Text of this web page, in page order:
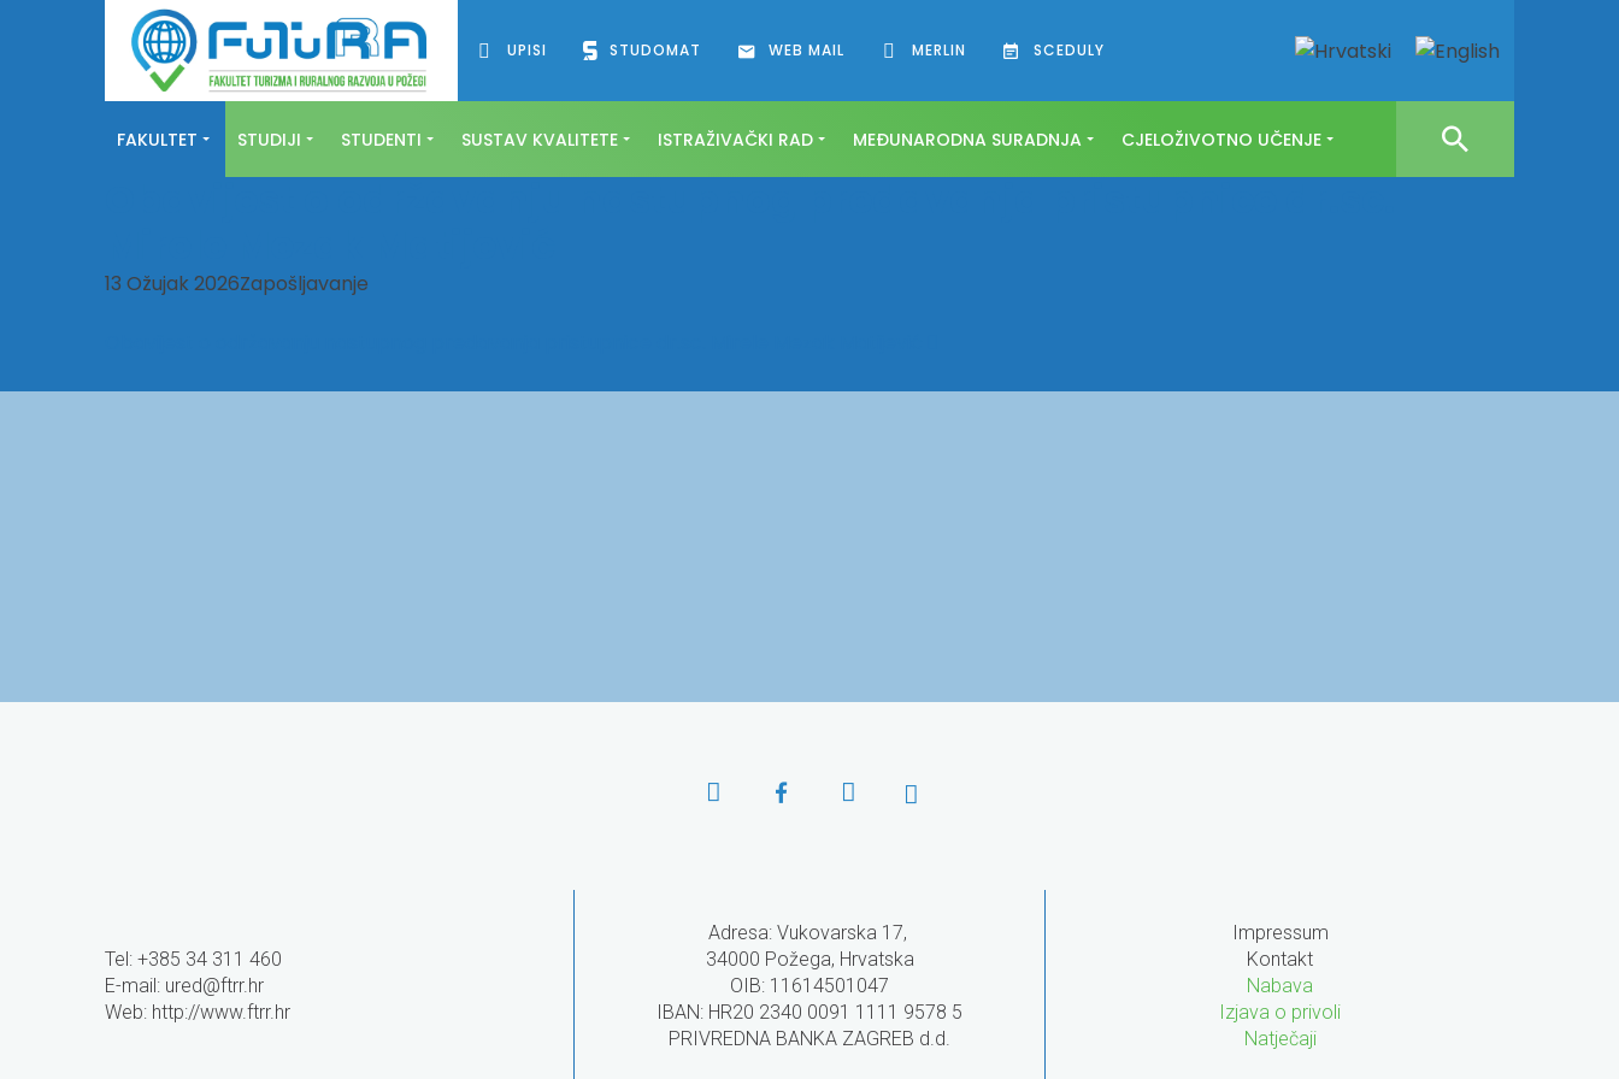
UPISI STUDOMAT WEB MAIL MERLIN SCEDULY
FAKULTET STUDIJI STUDENTI SUSTAV KVALITETE ISTRAŽIVAČKI RAD MEĐUNARODNA SURADNJA CJELOŽIVOTNO UČENJE
13 Ožujak 2026Zapošljavanje
Tel: +385 34 311 460
E-mail: ured@ftrr.hr
Web: http://www.ftrr.hr
Adresa: Vukovarska 17,
34000 Požega, Hrvatska
OIB: 11614501047
IBAN: HR20 2340 0091 1111 9578 5
PRIVREDNA BANKA ZAGREB d.d.
Impressum
Kontakt
Nabava
Izjava o privoli
Natječaji